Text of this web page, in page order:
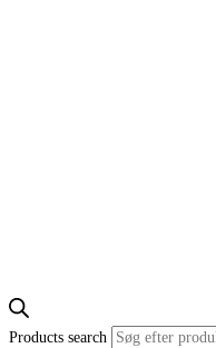
Products search